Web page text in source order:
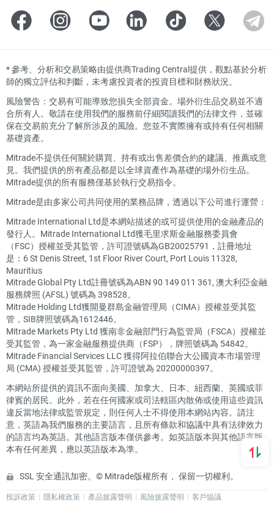
*參考、分析和交易策略由提供商Trading Central提供，觀點基於分析
師的獨立評估和判斷，未考慮投資者的投資目標和財務狀況。
風險警告：交易有可能導致您損失全部資金。場外衍生品交易並不適
合所有人。敬請在使用我們的服務前仔細閱讀我們的法律文件，並確
保在交易前充分了解所涉及的風險。您並不實際擁有或持有任何相關
基礎資產。
Mitrade不提供任何關於購買、持有或出售差價合約的建議、推薦或意
見。我們提供的所有產品都是以全球資產作為基礎的場外衍生品。
Mitrade提供的所有服務僅基於執行交易指令。
Mitrade是由多家公司共同使用的業務品牌，透過以下公司進行運營：
Mitrade International Ltd是本網站描述的或可提供使用的金融產品的
發行人。Mitrade International Ltd獲毛里求斯金融服務委員會
（FSC）授權並受其監管，許可證號碼為GB20025791，註冊地址
是：6 St Denis Street, 1st Floor River Court, Port Louis 11328,
Mauritius
Mitrade Global Pty Ltd註冊號碼為ABN 90 149 011 361, 澳大利亞金融
服務牌照 (AFSL) 號碼為 398528。
Mitrade Holding Ltd獲開曼群島金融管理局（CIMA）授權並受其監
管，SIB牌照號碼為1612446。
Mitrade Markets Pty Ltd 獲南非金融部門行為監管局（FSCA）授權並
受其監管，為一家金融服務提供商（FSP），牌照號碼為 54842。
Mitrade Financial Services LLC 獲得阿拉伯聯合大公國資本市場管理
局 (CMA) 授權並受其監管，許可證號為 20200000397。
本網站所提供的資訊不面向美國、加拿大、日本、紐西蘭、英國或菲
律賓的居民。此外，若在任何國家或司法轄區內散佈或使用這些資訊
違反當地法律或監管規定，則任何人士不得使用本網站內容。請注
意，英語為我們服務的主要語言，且所有條款和協議中具有法律效力
的語言均為英語。其他語言版本僅供參考。如英語版本與其他語言版
本有任何差異，應以英語版本為準。
SSL 安全通訊加密。© Mitrade版權所有， 保留一切權利。
投訴政策 隱私權政策 產品披露聲明 風險披露聲明 客戶協議